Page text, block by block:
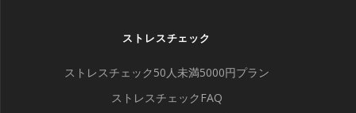
ストレスチェック
ストレスチェック50人未満5000円プラン
ストレスチェックFAQ